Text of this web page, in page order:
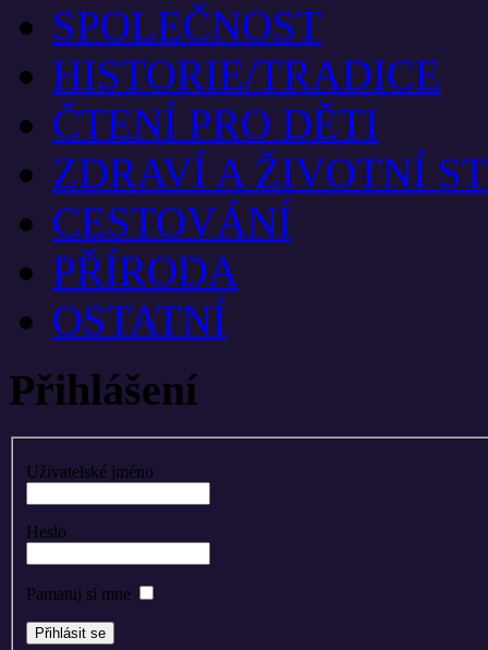
SPOLEČNOST
HISTORIE/TRADICE
ČTENÍ PRO DĚTI
ZDRAVÍ A ŽIVOTNÍ
CESTOVÁNÍ
PŘÍRODA
OSTATNÍ
Přihlášení
Uživatelské jméno
Heslo
Pamatuj si mne